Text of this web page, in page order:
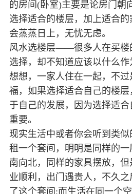
的房间(卧室)主要是论房门朝
选择适合的楼层，加上适合
会蒸蒸日上，无忧无虑。
风水选楼层——很多人在买楼
选择，却不知道应该以什么
想想，一家人住在一起，不
福，如果选择适合自己的楼层
于自己的发展，因为选择适
重要。
现实生活中或者你会听到类
租一个套间，明明是同样的
南向北，同样的家具摆放，
业顺利，出门遇贵人，不久
了这个套间;而生活在同一个